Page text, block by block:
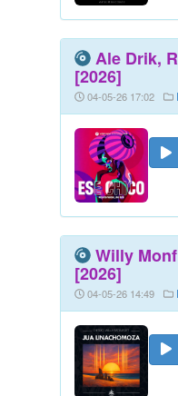
Ale Drik,
[2026]
04-05-26 17:02
Willy
[2026]
04-05-26 14:49